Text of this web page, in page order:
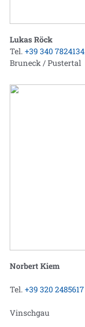
Lukas Röck
Tel. +39 340 7824134
Bruneck / Pustertal
Norbert Kiem
Tel. +39 320 2485617
Vinschgau